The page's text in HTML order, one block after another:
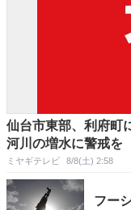
仙台市東部、利府
河川の増水に警戒を
ミヤギテレビ 8/8(土) 2:58
フー